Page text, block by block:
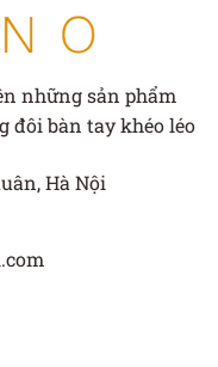
những sản phẩm
đôi bàn tay khéo léo
Hà Nội